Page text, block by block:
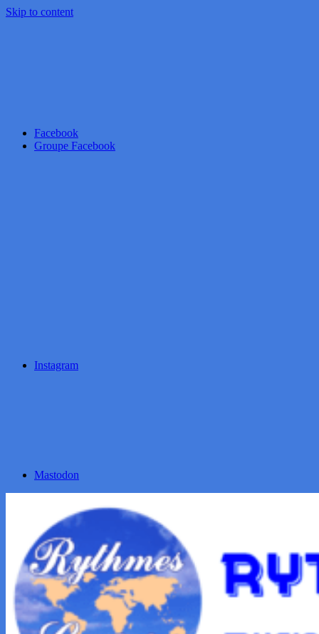
Skip to content
Facebook
Groupe Facebook
Instagram
Mastodon